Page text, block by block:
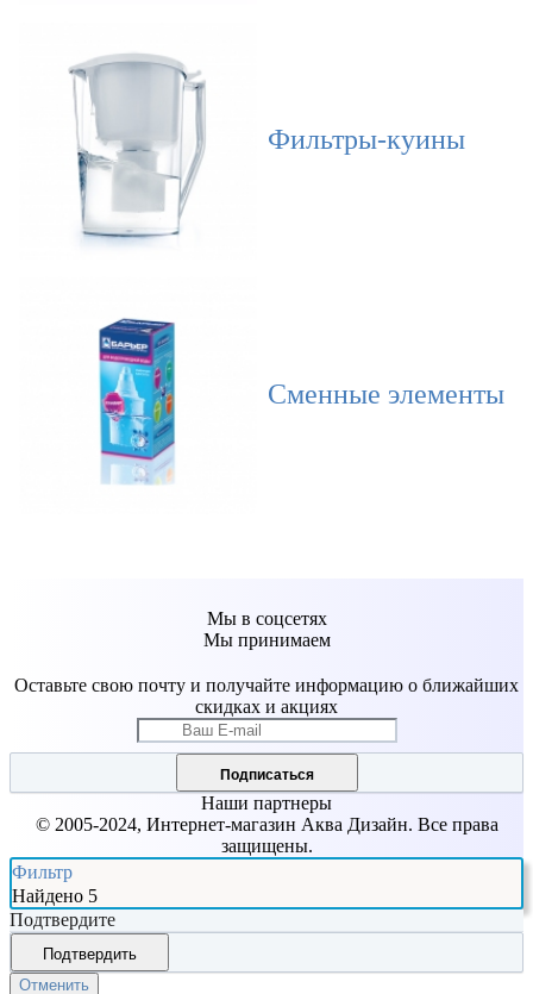
Фильтры-куины
Сменные элементы
Мы в соцсетях
Мы принимаем
Оставьте свою почту и получайте информацию о ближайших
скидках и акциях
Подписаться
Наши партнеры
© 2005-2024, Интернет-магазин Аква Дизайн. Все права
защищены.
Фильтр
Найдено 5
Подтвердите
Подтвердить
Отменить